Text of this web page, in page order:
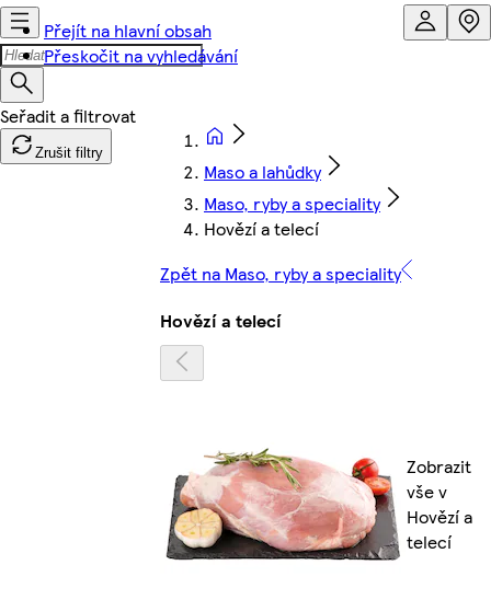
Přejít na hlavní obsah
Přeskočit na vyhledávání
Zrušit filtry
Maso a lahůdky
Maso, ryby a speciality
Hovězí a telecí
Zpět na Maso, ryby a speciality
Hovězí a telecí
Zobrazit
vše v
Hovězí a
telecí